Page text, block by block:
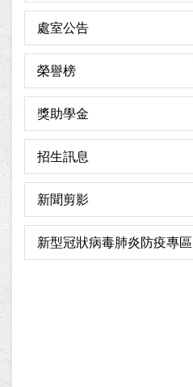
處室公告
榮譽榜
獎助學金
招生訊息
新聞剪影
新型冠狀病毒肺炎防疫專區